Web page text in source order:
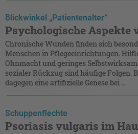
Blickwinkel „Patientenalter“
Psychologische Aspekte
Chronische Wunden finden sich
Menschen in Pflege­einrichtungen.
Ohnmacht und geringes
sozialer Rückzug sind häufige Folgen.
dagegen eine artifizielle Genese bei ...
Schuppenflechte
Psoriasis vulgaris im